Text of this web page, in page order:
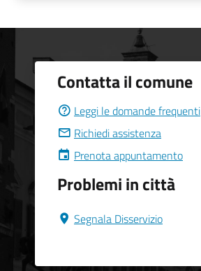
Contatta il comune
Leggi le domande frequenti
Richiedi assistenza
Prenota appuntamento
Problemi in città
Segnala Disservizio